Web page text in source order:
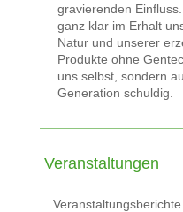
gravierenden
ganz klar im Erhalt
Natur und unserer
Produkte ohne
uns selbst, sondern
Generation schuldig.
Veranstaltungen
Veranstaltungsberichte